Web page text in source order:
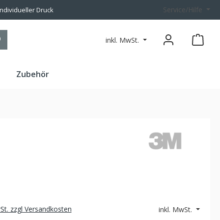
Druck Service/Hilfe
inkl. MwSt.
Zubehör
inkl. MwSt.
zzgl Versandkosten